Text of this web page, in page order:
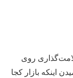
روی
اینکه بازار کجا